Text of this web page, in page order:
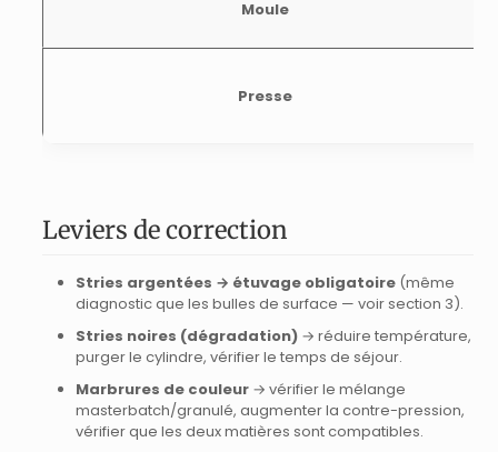
Moule
Presse
Leviers de correction
Stries argentées → étuvage obligatoire (même
diagnostic que les bulles de surface — voir section 3).
Stries noires (dégradation) → réduire température,
purger le cylindre, vérifier le temps de séjour.
Marbrures de couleur → vérifier le mélange
masterbatch/granulé, augmenter la contre-pression,
vérifier que les deux matières sont compatibles.